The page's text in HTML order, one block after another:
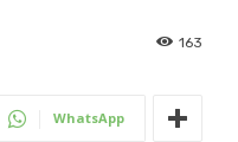
163
WhatsApp